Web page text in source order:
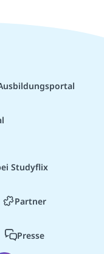
Studyflix
Partner
Presse